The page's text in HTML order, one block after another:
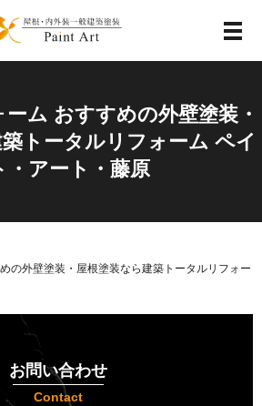
メ
ム おすすめの外壁塗装・
トータルリフォーム ペイ
・アート・藤原
の外壁塗装・屋根塗装なら建築トータルリフォー
お問い合わせ
Contact